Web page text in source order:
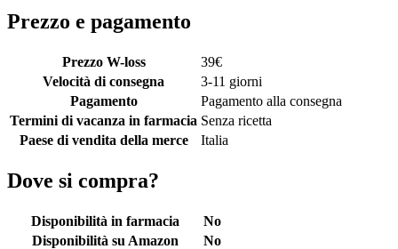
Prezzo e pagamento
Prezzo W-loss 39€
Velocità di consegna
3-11 giorni
Pagamento
Pagamento alla consegna
Termini di vacanza in farmacia Senza ricetta
Paese di vendita della merce
Italia
Dove si compra?
Disponibilità in farmacia
No
Disponibilità su Amazon
No